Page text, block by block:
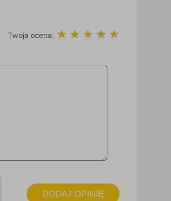
Twoja ocena:
DODAJ OPINIĘ